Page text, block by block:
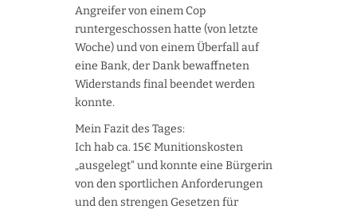
Angreifer von einem Cop
runtergeschossen hatte (von letzte
Woche) und von einem Überfall auf
eine Bank, der Dank bewaffneten
Widerstands final beendet werden
konnte.
Mein Fazit des Tages:
Ich hab ca. 15€ Munitionskosten
„ausgelegt“ und konnte eine Bürgerin
von den sportlichen Anforderungen
und den strengen Gesetzen für